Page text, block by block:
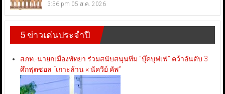
3:56 pm 05 ส.ค. 2026
5 ข่าวเด่นประจำปี
สภท.-นายกเมืองพัทยา ร่วมสนับสนุนทีม “บุ๊คบุฟเฟ่” คว้าอันดับ 3
ศึกฟุตซอล “เกาะล้าน × นัควีย์ คัพ”